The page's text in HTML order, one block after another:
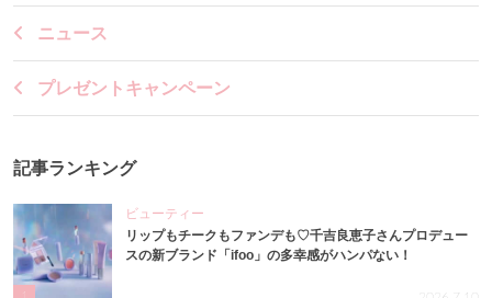
ニュース
プレゼントキャンペーン
記事ランキング
ビューティー
リップもチークもファンデも♡千吉良恵子さんプロデュー
スの新ブランド「ifoo」の多幸感がハンパない！